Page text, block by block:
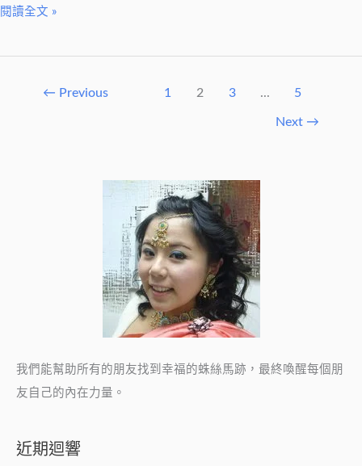
報】
10/15
閱讀全文 »
← Previous 1 2 3 ... 5
Next →
我們能幫助所有的朋友找到幸福的蛛絲馬跡，最終喚醒每個朋
友自己的內在力量。
近期迴響